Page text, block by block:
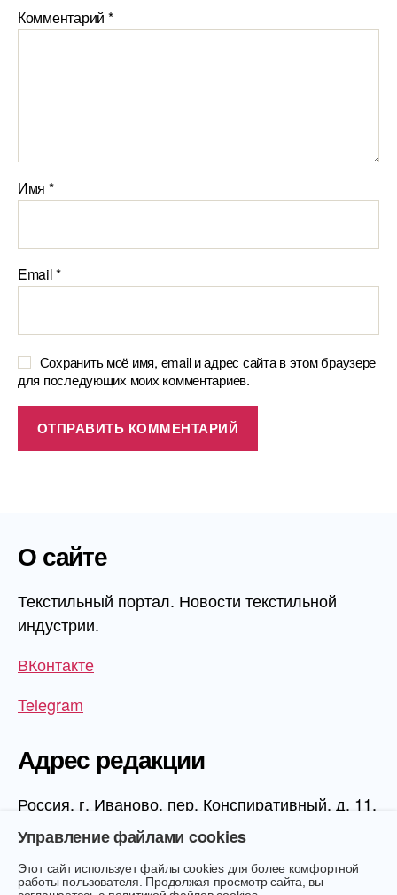
Комментарий *
Имя *
Email*
Сохранить моё имя, email и адрес сайта в этом браузере
для последующих моих комментариев.
О сайте
Текстильный портал. Новости текстильной
индустрии.
ВКонтакте
Telegram
Адрес редакции
Россия, г. Иваново, пер. Конспиративный, д. 11,
1 этаж, офис 1006
Управление файлами cookies
Этот сайт использует файлы cookies для более комфортной
работы пользователя. Продолжая просмотр сайта, вы